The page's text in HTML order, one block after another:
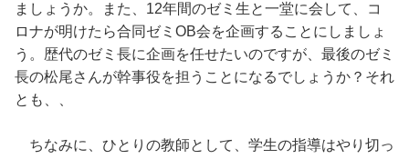
ましょうか。また、12年間のゼミ生と一堂に会して、コ
ロナが明けたら合同ゼミOB会を企画することにしましょ
う。歴代のゼミ長に企画を任せたいのですが、最後のゼミ
長の松尾さんが幹事役を担うことになるでしょうか？それ
とも、、
ちなみに、ひとりの教師として、学生の指導はやり切っ